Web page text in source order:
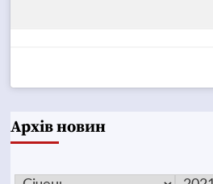
Архів новин